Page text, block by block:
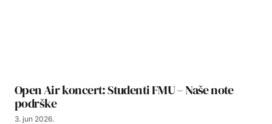
Open Air koncert: Studenti FMU – Naše note
podrške
3. jun 2026.